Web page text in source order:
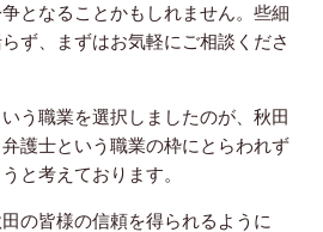
となることかもしれません。些細
ず、まずはお気軽にご相談くださ
う職業を選択しましたのが、秋田
護士という職業の枠にとらわれず
と考えております。
の皆様の信頼を得られるように